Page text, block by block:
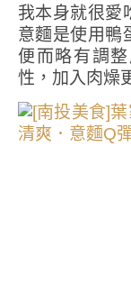
我本身就很愛
意麵是使用鴨
便而略有調
性，加入肉燥